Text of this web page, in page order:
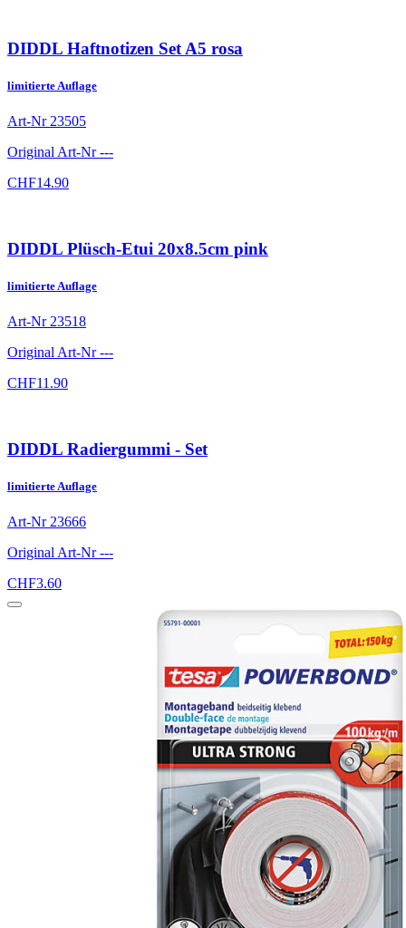
DIDDL Haftnotizen Set A5 rosa
limitierte Auflage
Art-Nr 23505
Original Art-Nr---
CHF14.90
DIDDL Plüsch-Etui 20x8.5cm pink
limitierte Auflage
Art-Nr 23518
Original Art-Nr---
CHF11.90
DIDDL Radiergummi - Set
limitierte Auflage
Art-Nr23666
Original Art-Nr---
CHF3.60